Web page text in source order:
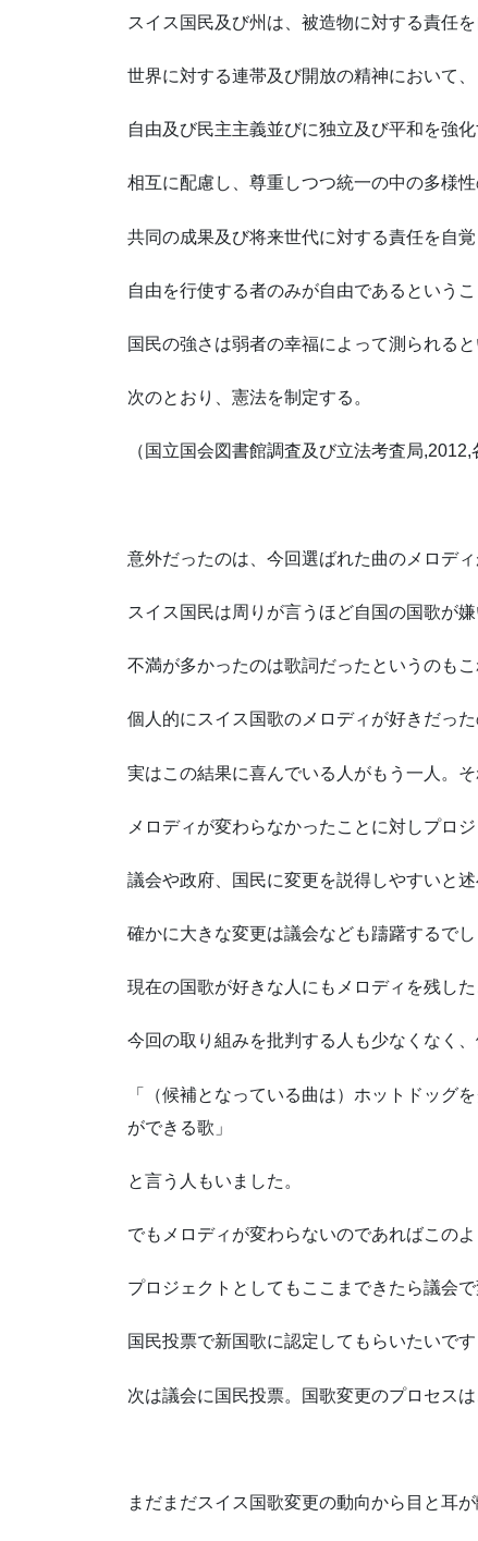
スイス国民及び州は、被造物に対する責任を
世界に対する連帯及び開放の精神において、
自由及び民主主義並びに独立及び平和を強
相互に配慮し、尊重しつつ統一の中の多様性
共同の成果及び将来世代に対する責任を自覚
自由を行使する者のみが自由であるという
国民の強さは弱者の幸福によって測られると
次のとおり、憲法を制定する。
（国立国会図書館調査及び立法考査局
意外だったのは、今回選ばれた曲のメロデ
スイス国民は周りが言うほど自国の国歌が
不満が多かったのは歌詞だったというのもこ
個人的にスイス国歌のメロディが好きだっ
実はこの結果に喜んでいる人がもう一人。
メロディが変わらなかったことに対しプロ
議会や政府、国民に変更を説得しやすいと述
確かに大きな変更は議会なども躊躇するでし
現在の国歌が好きな人にもメロディを残し
今回の取り組みを批判する人も少なくなく
「（候補となっている曲は）ホットドッグ
ができる歌」
と言う人もいました。
でもメロディが変わらないのであればこの
プロジェクトとしてもここまできたら議会で
国民投票で新国歌に認定してもらいたいです
次は議会に国民投票。国歌変更のプロセスは
まだまだスイス国歌変更の動向から目と耳が